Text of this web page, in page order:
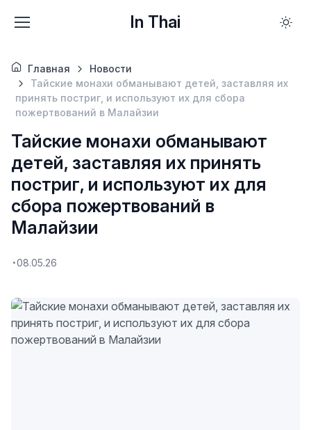
In Thai
Главная
Новости
Тайские монахи обманывают детей, заставляя их
принять постриг, и используют их для сбора
пожертвований в Малайзии
Тайские монахи обманывают
детей, заставляя их принять
постриг, и используют их для
сбора пожертвований в
Малайзии
08.05.26